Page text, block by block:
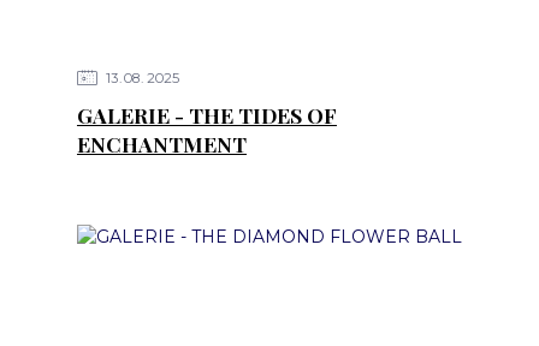
13 08 2025
GALERIE - THE TIDES OF
ENCHANTMENT